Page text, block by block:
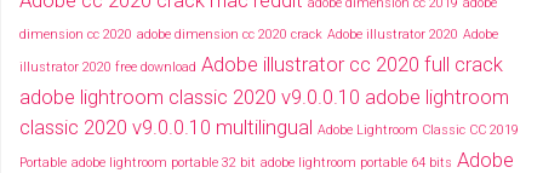
dimension cc 2020 adobe dimension cc 2020 crack Adobe illustrator 2020 Adobe
illustrator 2020 free download Adobe illustrator cc 2020 full crack
adobe lightroom classic 2020 v9.0.0.10 adobe lightroom
classic 2020 v9.0.0.10 multilingual Adobe Lightroom Classic CC 2019
Portable adobe lightroom portable 32 bit adobe lightroom portable 64 bits Adobe